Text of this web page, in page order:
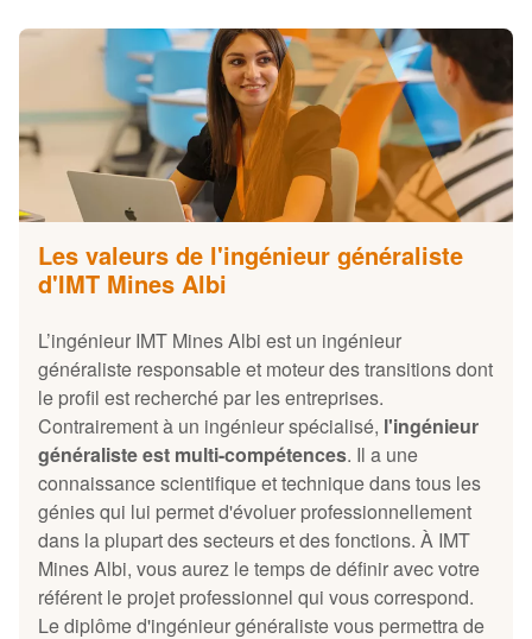
Les valeurs de l'ingénieur généraliste
d'IMT Mines Albi
L’ingénieur IMT Mines Albi est un ingénieur
généraliste responsable et moteur des transitions dont
le profil est recherché par les entreprises.
Contrairement à un ingénieur spécialisé, l'ingénieur
généraliste est multi-compétences. Il a une
connaissance scientifique et technique dans tous les
génies qui lui permet d'évoluer professionnellement
dans la plupart des secteurs et des fonctions. À IMT
Mines Albi, vous aurez le temps de définir avec votre
référent le projet professionnel qui vous correspond.
Le diplôme d'ingénieur généraliste vous permettra de